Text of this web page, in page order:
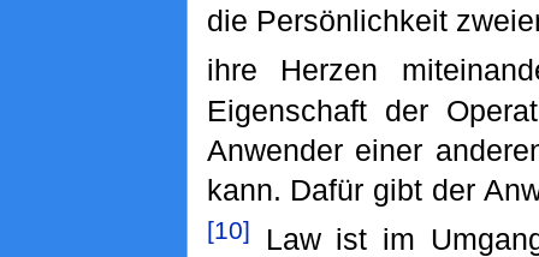
die Persönlichkeit
ihre Herzen
Eigenschaft der
Anwender einer
kann. Dafür gibt der
[10]
Law ist im